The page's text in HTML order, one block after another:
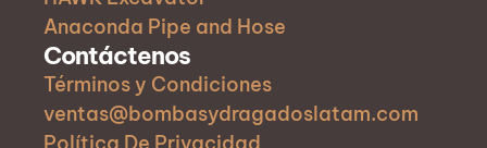
Anaconda Pipe and Hose
Contáctenos
Términos y Condiciones
ventas@bombasydragadoslatam.com